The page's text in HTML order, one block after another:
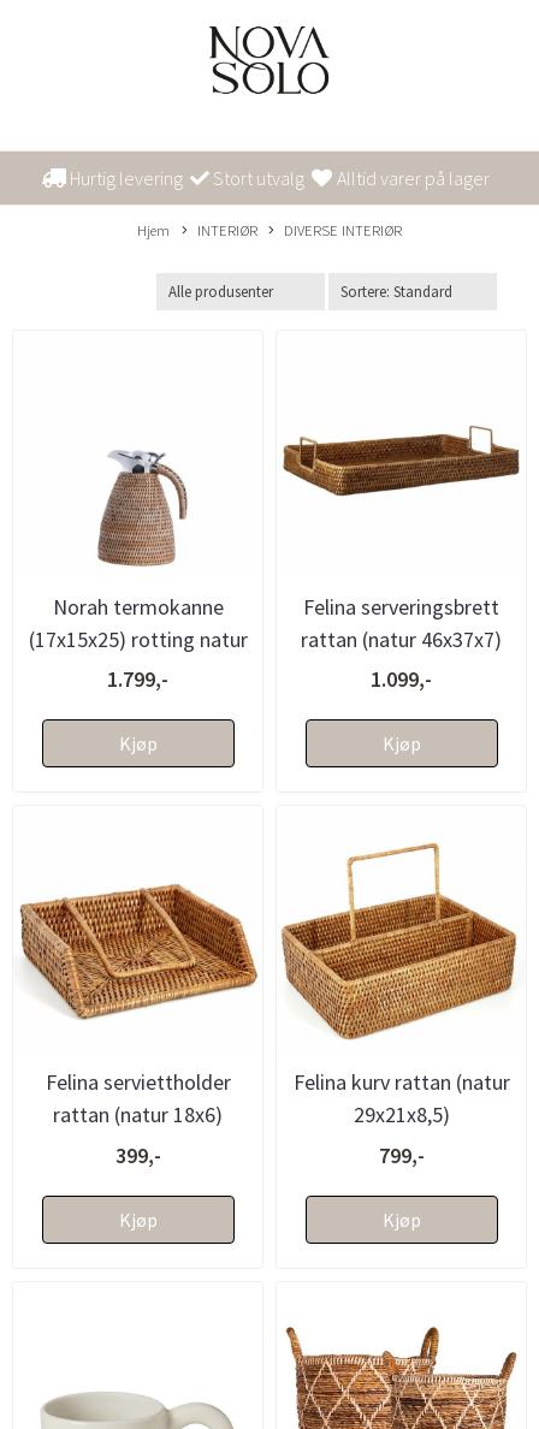
Hurtig levering Stort utvalg Alltid varer på lager
Hjem INTERIØR DIVERSE INTERIØR
Norah termokanne
(17x15x25) rotting natur
1.799,-
Kjøp
Felina serveringsbrett
rattan (natur 46x37x7)
1.099,-
Kjøp
Felina serviettholder
rattan (natur 18x6)
399,-
Kjøp
Felina kurv rattan (natur
29x21x8,5)
799,-
Kjøp